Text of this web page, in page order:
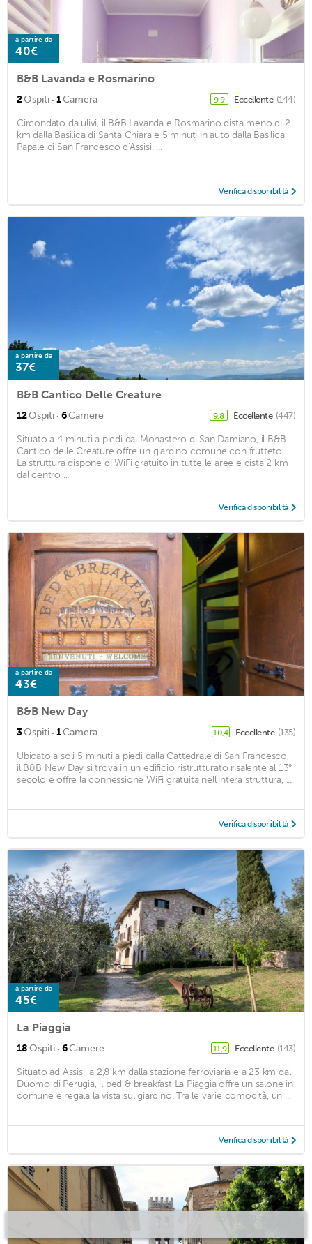
a partire da
40€
B&B Lavanda e Rosmarino
2Ospiti · 1Camera 9,9 Eccellente (144)
Circondato da ulivi, il B&B Lavanda e Rosmarino dista meno di 2
km dalla Basilica di Santa Chiara e 5 minuti in auto dalla Basilica
Papale di San Francesco d'Assisi. ...
Verifica disponibilità
a partire da
37€
B&B Cantico Delle Creature
12Ospiti · 6Camere 9,8 Eccellente (447)
Situato a 4 minuti a piedi dal Monastero di San Damiano, il B&B
Cantico delle Creature offre un giardino comune con frutteto.
La struttura dispone di WiFi gratuito in tutte le aree e dista 2 km
dal centro ...
Verifica disponibilità
a partire da
43€
B&B New Day
3Ospiti · 1Camera 10,4 Eccellente (135)
Ubicato a soli 5 minuti a piedi dalla Cattedrale di San Francesco,
il B&B New Day si trova in un edificio ristrutturato risalente al 13°
secolo e offre la connessione WiFi gratuita nell'intera struttura, ...
Verifica disponibilità
a partire da
45€
La Piaggia
18Ospiti · 6Camere 11,9 Eccellente (143)
Situato ad Assisi, a 2,8 km dalla stazione ferroviaria e a 23 km dal
Duomo di Perugia, il bed & breakfast La Piaggia offre un salone in
comune e regala la vista sul giardino. Tra le varie comodità, un ...
Verifica disponibilità